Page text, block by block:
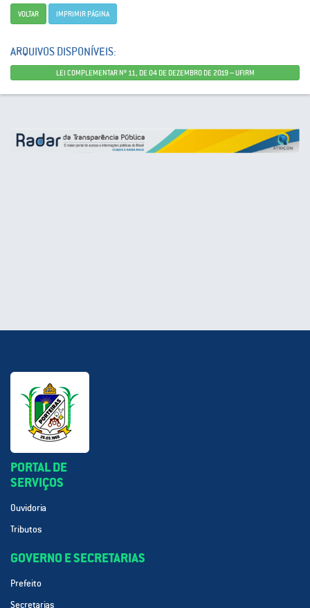
VOLTAR IMPRIMIR PÁGINA
ARQUIVOS DISPONÍVEIS:
LEI COMPLEMENTAR Nº 11, DE 04 DE DEZEMBRO DE 2019 – UFIRM
PORTAL DE
SERVIÇOS
Ouvidoria
Tributos
GOVERNO E SECRETARIAS
Prefeito
Secretarias